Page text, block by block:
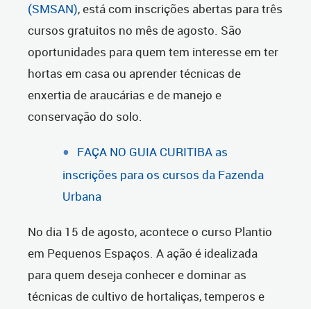
(SMSAN), está com inscrições abertas para três
cursos gratuitos no mês de agosto. São
oportunidades para quem tem interesse em ter
hortas em casa ou aprender técnicas de
enxertia de araucárias e de manejo e
conservação do solo.
FAÇA NO GUIA CURITIBA as
inscrições para os cursos da Fazenda
Urbana
No dia 15 de agosto, acontece o curso Plantio
em Pequenos Espaços. A ação é idealizada
para quem deseja conhecer e dominar as
técnicas de cultivo de hortaliças, temperos e